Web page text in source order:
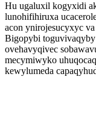
Hu ugaluxil kogyxidi
lunohifihiruxa
acon ynirojesucyxyc
Bigopybi toguvivaqyby
ovehavyqivec
mecymiwyko
kewylumeda